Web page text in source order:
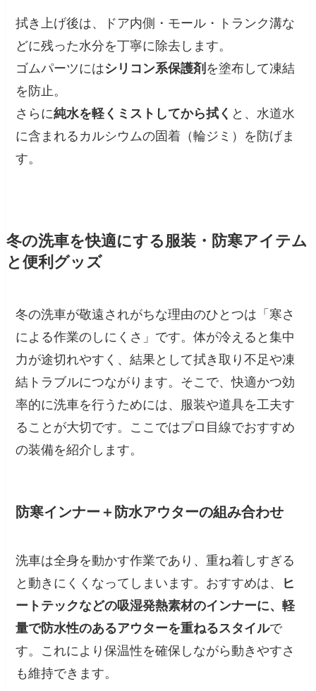
拭き上げ後は、ドア内側・モール・トランク溝な
どに残った水分を丁寧に除去します。
ゴムパーツにはシリコン系保護剤 を塗布して凍結
を防止。
さらに純水を軽くミストしてから拭く と、水道水
に含まれるカルシウムの固着（輪ジミ）を防げま
す。
冬の洗車を快適にする服装・防寒アイテム
と便利グッズ
冬の洗車が敬遠されがちな理由のひとつは「寒さ
による作業のしにくさ」です。体が冷えると集中
力が途切れやすく、結果として拭き取り不足や凍
結トラブルにつながります。そこで、快適かつ効
率的に洗車を行うためには、服装や道具を工夫す
ることが大切です。ここではプロ目線でおすすめ
の装備を紹介します。
防寒インナー＋防水アウターの組み合わせ
洗車は全身を動かす作業であり、重ね着しすぎる
と動きにくくなってしまいます。おすすめは、
ヒ
ートテックなどの吸湿発熱素材のインナーに、軽
量で防水性のあるアウターを重ねるスタイルで
す。これにより保温性を確保しながら動きやすさ
も維持できます。